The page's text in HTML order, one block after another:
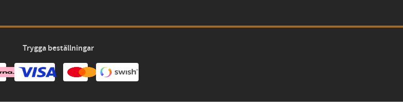
Trygga beställningar